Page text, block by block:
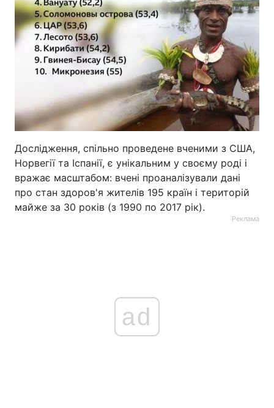
Дослідження, спільно проведене вченими з США,
Норвегії та Іспанії, є унікальним у своєму роді і
вражає масштабом: вчені проаналізували дані
про стан здоров'я жителів 195 країн і територій
майже за 30 років (з 1990 по 2017 рік).
Реклама
ad